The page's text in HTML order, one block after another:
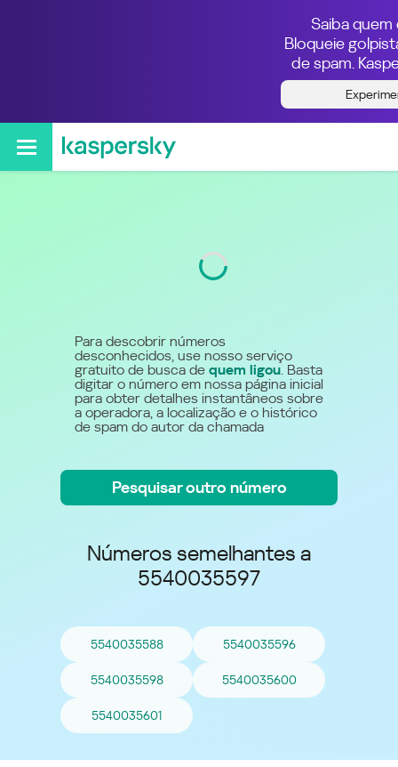
Saiba quem
Bloqueie
de spam.
Quem ligou do número
5540035597
Para descobrir números
desconhecidos, use nosso serviço
gratuito de busca de quem ligou. Basta
digitar o número em nossa página inicial
para obter detalhes instantâneos sobre
a operadora, a localização e o histórico
de spam do autor da chamada
Pesquisar outro número
Números semelhantes a
5540035597
5540035588 5540035596
5540035598 5540035600
5540035601